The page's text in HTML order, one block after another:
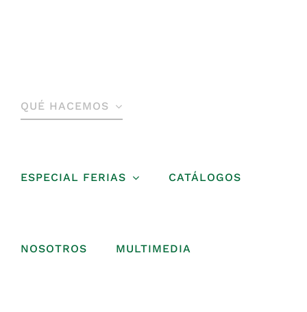
QUÉ HACEMOS
ESPECIAL FERIAS CATÁLOGOS
NOSOTROS MULTIMEDIA